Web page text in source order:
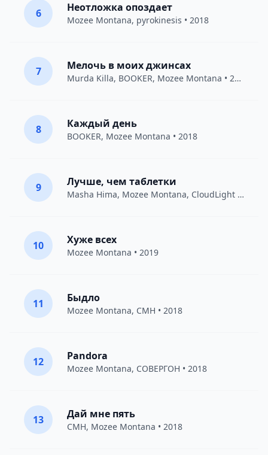
6 Неотложка опоздает
Mozee Montana, pyrokinesis • 2018
7 Мелочь в моих джинсах
Murda Killa, BOOKER, Mozee Montana • 2018
8 Каждый день
BOOKER, Mozee Montana • 2018
9 Лучше, чем таблетки
Masha Hima, Mozee Montana, CloudLight
10 Хуже всех
Mozee Montana • 2019
11 Быдло
Mozee Montana, CMH • 2018
12 Pandora
Mozee Montana, СОВЕРГОН • 2018
13 Дай мне пять
CMH, Mozee Montana • 2018